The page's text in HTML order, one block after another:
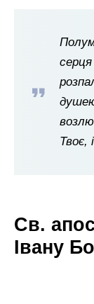
Твоє,
Св.
Івану